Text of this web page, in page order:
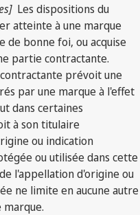
Les dispositions du
atteinte à une marque
bonne foi, ou acquise
partie contractante.
prévoit une
par une marque à l'effet
dans certaines
à son titulaire
ou indication
ou utilisée dans cette
l'appellation d'origine ou
ne limite en aucune autre